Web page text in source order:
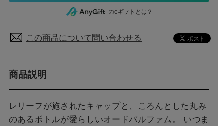
のeギフトとは？
この商品について問い合わせる
商品説明
レリーフが施されたキャップと、ころんとした丸み
のあるボトルが愛らしいオードパルファム。 いつま